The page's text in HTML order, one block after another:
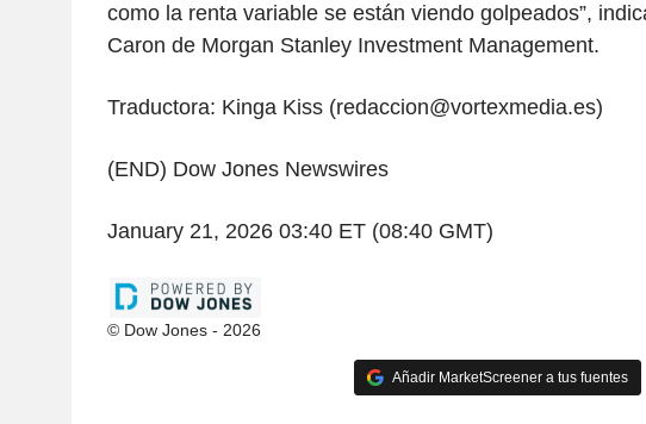
como la renta variable se están viendo golpeados”,
Caron de Morgan Stanley Investment Management.
Traductora: Kinga Kiss (redaccion@vortexmedia.es)
(END) Dow Jones Newswires
January 21, 2026 03:40 ET (08:40 GMT)
© Dow Jones - 2026
Añadir MarketScreener a tus fuentes